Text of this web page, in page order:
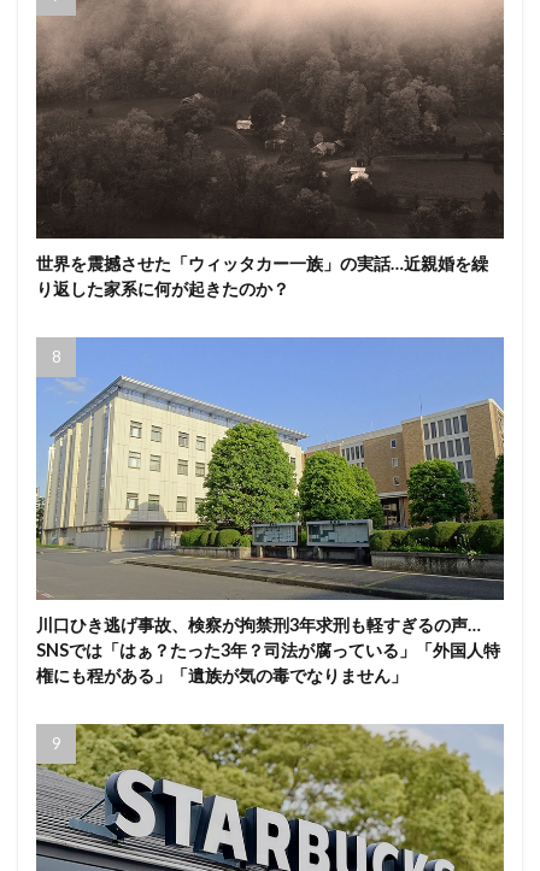
世界を震撼させた「ウィッタカー一族」の実話…近親婚を繰
り返した家系に何が起きたのか？
川口ひき逃げ事故、検察が拘禁刑3年求刑も軽すぎるの声…
SNSでは「はぁ？たった3年？司法が腐っている」「外国人特
権にも程がある」「遺族が気の毒でなりません」